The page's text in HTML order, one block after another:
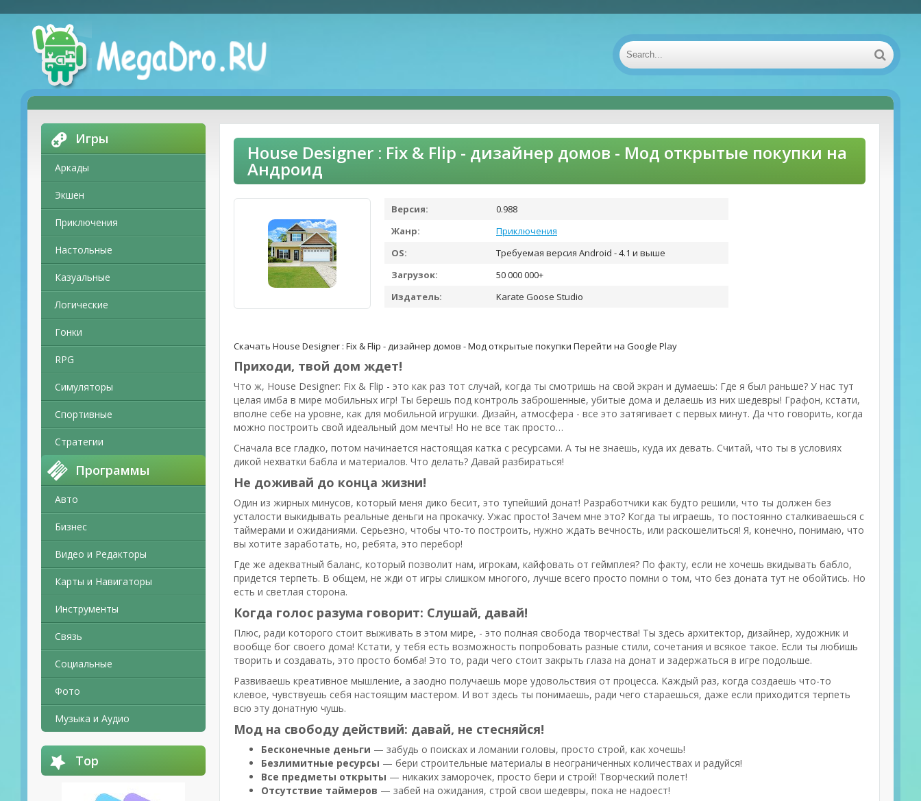
Игры
Аркады
Экшен
Приключения
Настольные
Казуальные
Логические
Гонки
RPG
Симуляторы
Спортивные
Стратегии
Программы
Авто
Бизнес
Видео и Редакторы
Карты и Навигаторы
Инструменты
Связь
Социальные
Фото
Музыка и Аудио
Top
House Designer : Fix & Flip - дизайнер домов - Мод открытые покупки на
Андроид
Версия:
0.988
Жанр:
Приключения
OS:
Требуемая версия Android - 4.1 и выше
Загрузок:
50 000 000+
Издатель:
Karate Goose Studio
Скачать House Designer : Fix & Flip - дизайнер домов - Мод открытые покупки Перейти на Google Play
Приходи, твой дом ждет!
Что ж, House Designer: Fix & Flip - это как раз тот случай, когда ты смотришь на свой экран и думаешь: Где я был раньше? У нас тут
целая имба в мире мобильных игр! Ты берешь под контроль заброшенные, убитые дома и делаешь из них шедевры! Графон, кстати,
вполне себе на уровне, как для мобильной игрушки. Дизайн, атмосфера - все это затягивает с первых минут. Да что говорить, когда
можно построить свой идеальный дом мечты! Но не все так просто…
Сначала все гладко, потом начинается настоящая катка с ресурсами. А ты не знаешь, куда их девать. Считай, что ты в условиях
дикой нехватки бабла и материалов. Что делать? Давай разбираться!
Не доживай до конца жизни!
Один из жирных минусов, который меня дико бесит, это тупейший донат! Разработчики как будто решили, что ты должен без
усталости выкидывать реальные деньги на прокачку. Ужас просто! Зачем мне это? Когда ты играешь, то постоянно сталкиваешься с
таймерами и ожиданиями. Серьезно, чтобы что-то построить, нужно ждать вечность, или раскошелиться! Я, конечно, понимаю, что
вы хотите заработать, но, ребята, это перебор!
Где же адекватный баланс, который позволит нам, игрокам, кайфовать от геймплея? По факту, если не хочешь вкидывать бабло,
придется терпеть. В общем, не жди от игры слишком многого, лучше всего просто помни о том, что без доната тут не обойтись. Но
есть и светлая сторона.
Когда голос разума говорит: Слушай, давай!
Плюс, ради которого стоит выживать в этом мире, - это полная свобода творчества! Ты здесь архитектор, дизайнер, художник и
вообще бог своего дома! Кстати, у тебя есть возможность попробовать разные стили, сочетания и всякое такое. Если ты любишь
творить и создавать, это просто бомба! Это то, ради чего стоит закрыть глаза на донат и задержаться в игре подольше.
Развиваешь креативное мышление, а заодно получаешь море удовольствия от процесса. Каждый раз, когда создаешь что-то
клевое, чувствуешь себя настоящим мастером. И вот здесь ты понимаешь, ради чего стараешься, даже если приходится терпеть
всю эту донатную чушь.
Мод на свободу действий: давай, не стесняйся!
Бесконечные деньги — забудь о поисках и ломании головы, просто строй, как хочешь!
Безлимитные ресурсы — бери строительные материалы в неограниченных количествах и радуйся!
Все предметы открыты — никаких заморочек, просто бери и строй! Творческий полет!
Отсутствие таймеров — забей на ожидания, строй свои шедевры, пока не надоест!